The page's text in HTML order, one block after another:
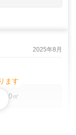
2025年8月
120㎡
ます